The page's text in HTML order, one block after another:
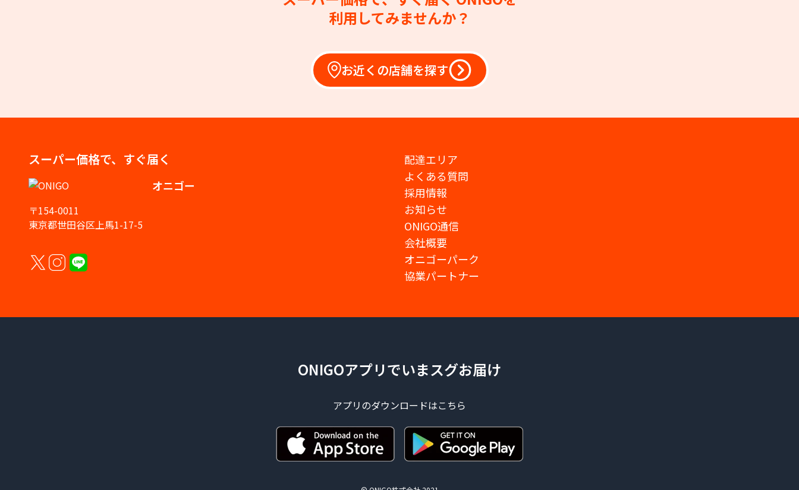
利用してみませんか？
お近くの店舗を探す
スーパー価格で、すぐ届く
オニゴー
〒154-0011
東京都世田谷区上馬1-17-5
配達エリア
よくある質問
採用情報
お知らせ
ONIGO通信
会社概要
オニゴーパーク
協業パートナー
ONIGOアプリでいまスグお届け
アプリのダウンロードはこちら